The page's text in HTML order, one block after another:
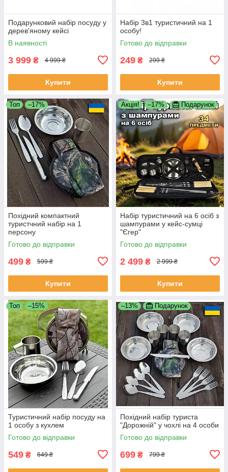
Подарунковий набір посуду у
дерев'яному кейсі
В наявності
3 999 ₴ 4 999 ₴
Купити
Набір 3в1 туристичний на 1
особу!
Готово до відправки
249 ₴ 299 ₴
Купити
Топ –17%
Похідний компактний
туристчний набір на 1
персону
Готово до відправки
499 ₴ 599 ₴
Купити
Акція! –17% Подарунок
Набір туристичний на 6 осіб з
шампурами у кейс-сумці
"Єгер"
Готово до відправки
2 499 ₴ 2 999 ₴
Купити
Топ –15%
Туристичний набір посуду на
1 особу з кухлем
Готово до відправки
549 ₴ 649 ₴
–13% Подарунок
Похідний набір туриста
"Дорожній" у чохлі на 4 особи
Готово до відправки
699 ₴ 799 ₴